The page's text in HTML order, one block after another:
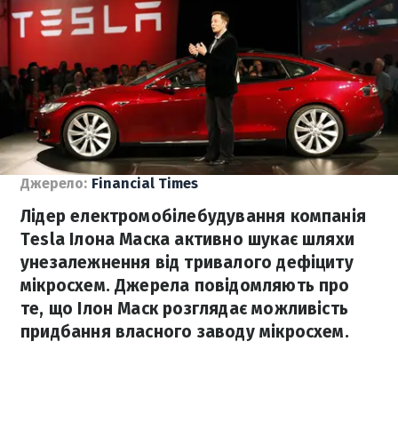
Джерело: Financial Times
Лідер електромобілебудування компанія
Tesla Ілона Маска активно шукає шляхи
унезалежнення від тривалого дефіциту
мікросхем. Джерела повідомляють про
те, що Ілон Маск розглядає можливість
придбання власного заводу мікросхем.